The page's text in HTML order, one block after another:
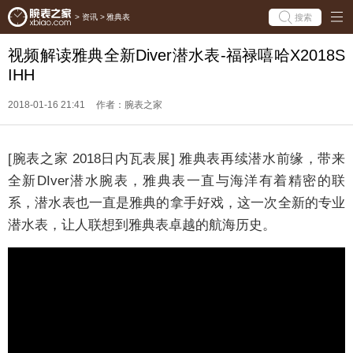
> 资讯 > 雅典表 搜索
视频解读雅典全新Diver潜水表-福禄嘻哈X2018S
IHH
2018-01-16 21:41 作者：腕表之家
[腕表之家 2018日内瓦表展] 雅典表再续潜水前缘，带来
全新DIver潜水腕表，雅典表一直与海洋有着精密的联
系，潜水表也一直是雅典的拿手好戏，这一次全新的专业
潜水表，让人联想到雅典表卓越的航海历史。